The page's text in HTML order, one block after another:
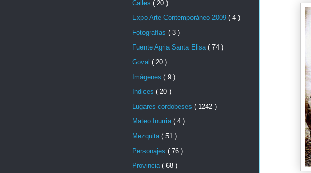
Calles ( 20 )
Expo Arte Contemporáneo 2009 ( 4 )
Fotografías ( 3 )
Fuente Agria Santa Elisa ( 74 )
Goval ( 20 )
Imágenes ( 9 )
Indices ( 20 )
Lugares cordobeses ( 1242 )
Mateo Inurria ( 4 )
Mezquita ( 51 )
Personajes ( 76 )
Provincia ( 68 )